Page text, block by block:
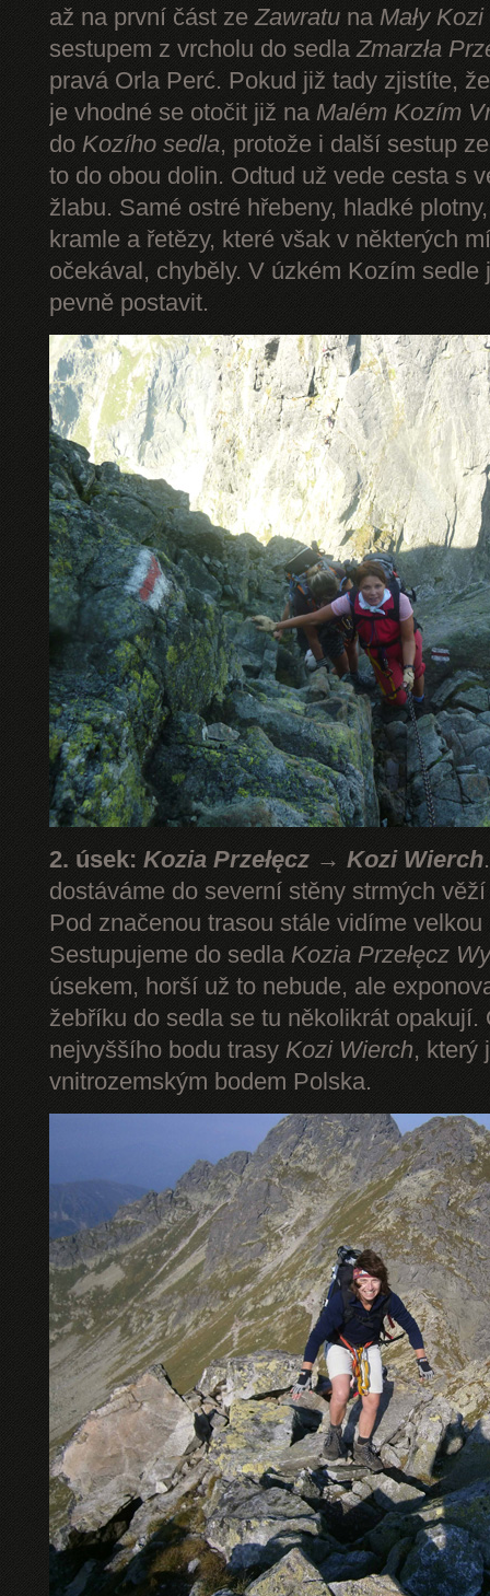
až na první část zeZawratu naMały Kozi
sestupem z vrcholu do sedlaZmarzła
pravá Orla Perć. Pokud již tady zjistíte,
je vhodné se otočit již na Malém Kozím
do Kozího sedla, protože i další sestup
to do obou dolin. Odtud už vede cesta s
žlabu. Samé ostré hřebeny, hladké
kramle a řetězy, které však v některých
očekával, chyběly. V úzkém Kozím sedle
pevně postavit.
2. úsek: Kozia Przełęcz → Kozi Wierch
dostáváme do severní stěny strmých
Pod značenou trasou stále vidíme
Sestupujeme do sedla Kozia Przełęcz
úsekem, horší už to nebude, ale
žebříku do sedla se tu několikrát opakují.
nejvyššího bodu trasy Kozi Wierch, který
vnitrozemským bodem Polska.